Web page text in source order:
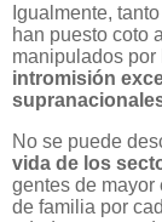
Igualmente,
han puesto coto
manipulados
intromisión
No se puede
vida de los
gentes de mayor
de familia por